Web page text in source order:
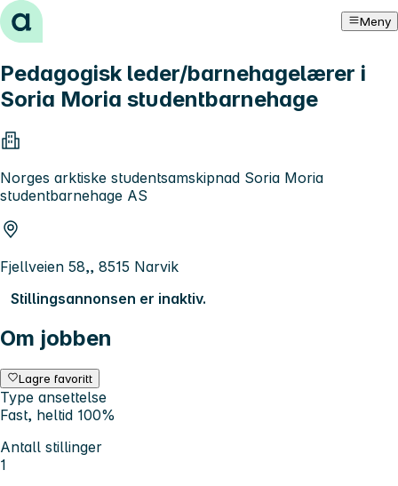
Hopp til innhold Meny
Pedagogisk leder/barnehagelærer i
Soria Moria studentbarnehage
Norges arktiske studentsamskipnad Soria Moria
studentbarnehage AS
Fjellveien 58,, 8515 Narvik
Stillingsannonsen er inaktiv.
Om jobben
Lagre favoritt
Type ansettelse
Fast, heltid 100%
Antall stillinger
1